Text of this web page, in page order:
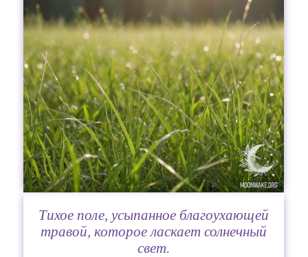
Тихое поле, усыпанное благоухающей
травой, которое ласкает солнечный
свет.